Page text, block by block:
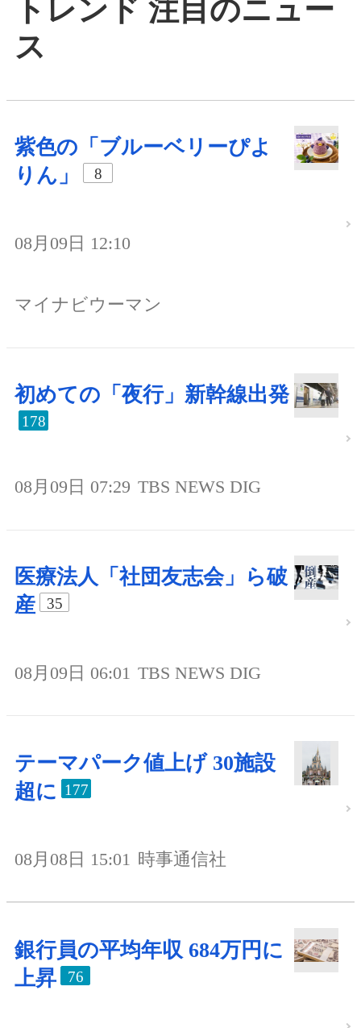
トレンド 注目のニュー
ス
紫色の「ブルーベリーぴよ
りん」
8
08月09日 12:10
マイナビウーマン
初めての「夜行」新幹線出発
178
08月09日 07:29 TBS NEWS DIG
医療法人「社団友志会」ら破
産
35
08月09日 06:01 TBS NEWS DIG
テーマパーク値上げ 30施設
超に 177
08月08日 15:01 時事通信社
銀行員の平均年収 684万円に
上昇
76